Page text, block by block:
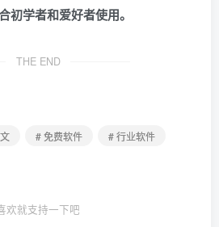
初学者和爱好者使用。
THE END
# 免费软件
# 行业软件
欢就支持一下吧